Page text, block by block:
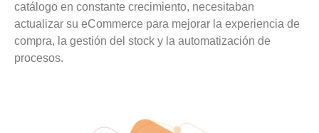
catálogo en constante crecimiento, necesitaban
actualizar su eCommerce para mejorar la experiencia de
compra, la gestión del stock y la automatización de
procesos.